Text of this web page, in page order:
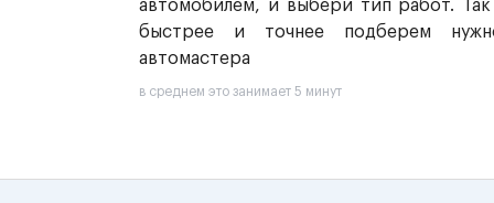
автомобилем, и выбери тип работ.
быстрее и точнее подберем
автомастера
в среднем это занимает 5 минут